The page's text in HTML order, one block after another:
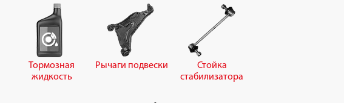
Тормозная
жидкость
Рычаги подвески
Стойка
стабилизатора